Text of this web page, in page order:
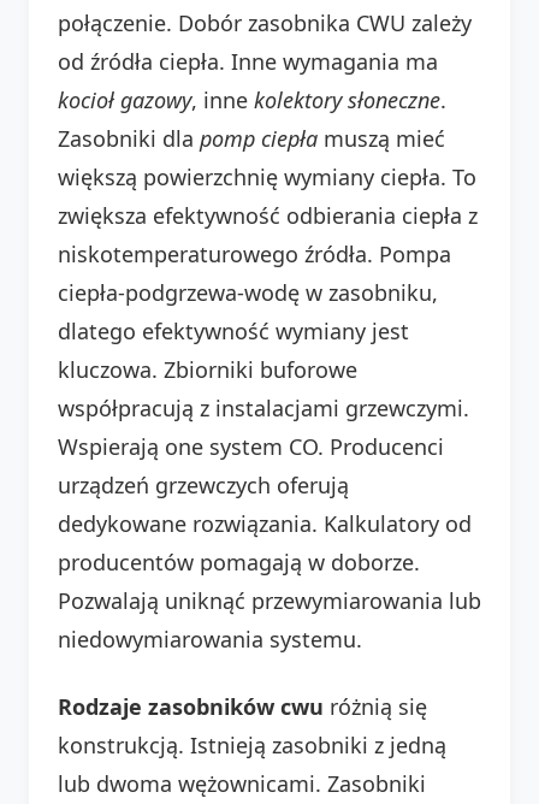
połączenie. Dobór zasobnika CWU zależy
od źródła ciepła. Inne wymagania ma
kocioł gazowy, inne kolektory słoneczne.
Zasobniki dla pomp ciepła muszą mieć
większą powierzchnię wymiany ciepła. To
zwiększa efektywność odbierania ciepła z
niskotemperaturowego źródła. Pompa
ciepła-podgrzewa-wodę w zasobniku,
dlatego efektywność wymiany jest
kluczowa. Zbiorniki buforowe
współpracują z instalacjami grzewczymi.
Wspierają one system CO. Producenci
urządzeń grzewczych oferują
dedykowane rozwiązania. Kalkulatory od
producentów pomagają w doborze.
Pozwalają uniknąć przewymiarowania lub
niedowymiarowania systemu.
Rodzaje zasobników cwu różnią się
konstrukcją. Istnieją zasobniki z jedną
lub dwoma wężownicami. Zasobniki